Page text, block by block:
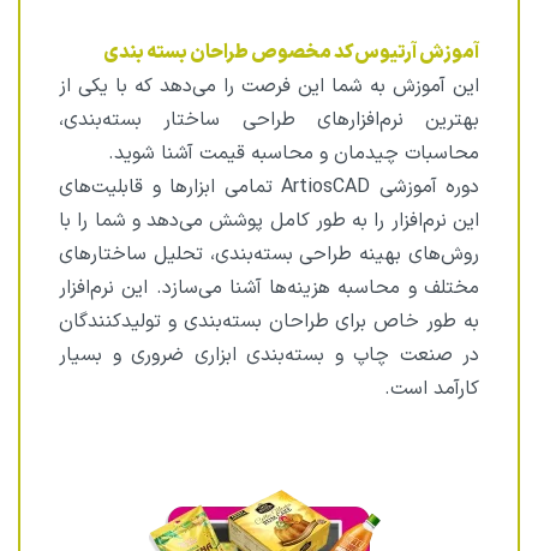
آموزش آرتیوس‌کد مخصوص طراحان بسته بندی
این آموزش به شما این فرصت را می‌دهد که با یکی از
بهترین نرم‌افزارهای طراحی ساختار بسته‌بندی،
محاسبات چیدمان و محاسبه قیمت آشنا شوید.
دوره آموزشی ArtiosCAD تمامی ابزارها و قابلیت‌های
این نرم‌افزار را به طور کامل پوشش می‌دهد و شما را با
روش‌های بهینه طراحی بسته‌بندی، تحلیل ساختارهای
مختلف و محاسبه هزینه‌ها آشنا می‌سازد. این نرم‌افزار
به طور خاص برای طراحان بسته‌بندی و تولیدکنندگان
در صنعت چاپ و بسته‌بندی ابزاری ضروری و بسیار
کارآمد است.